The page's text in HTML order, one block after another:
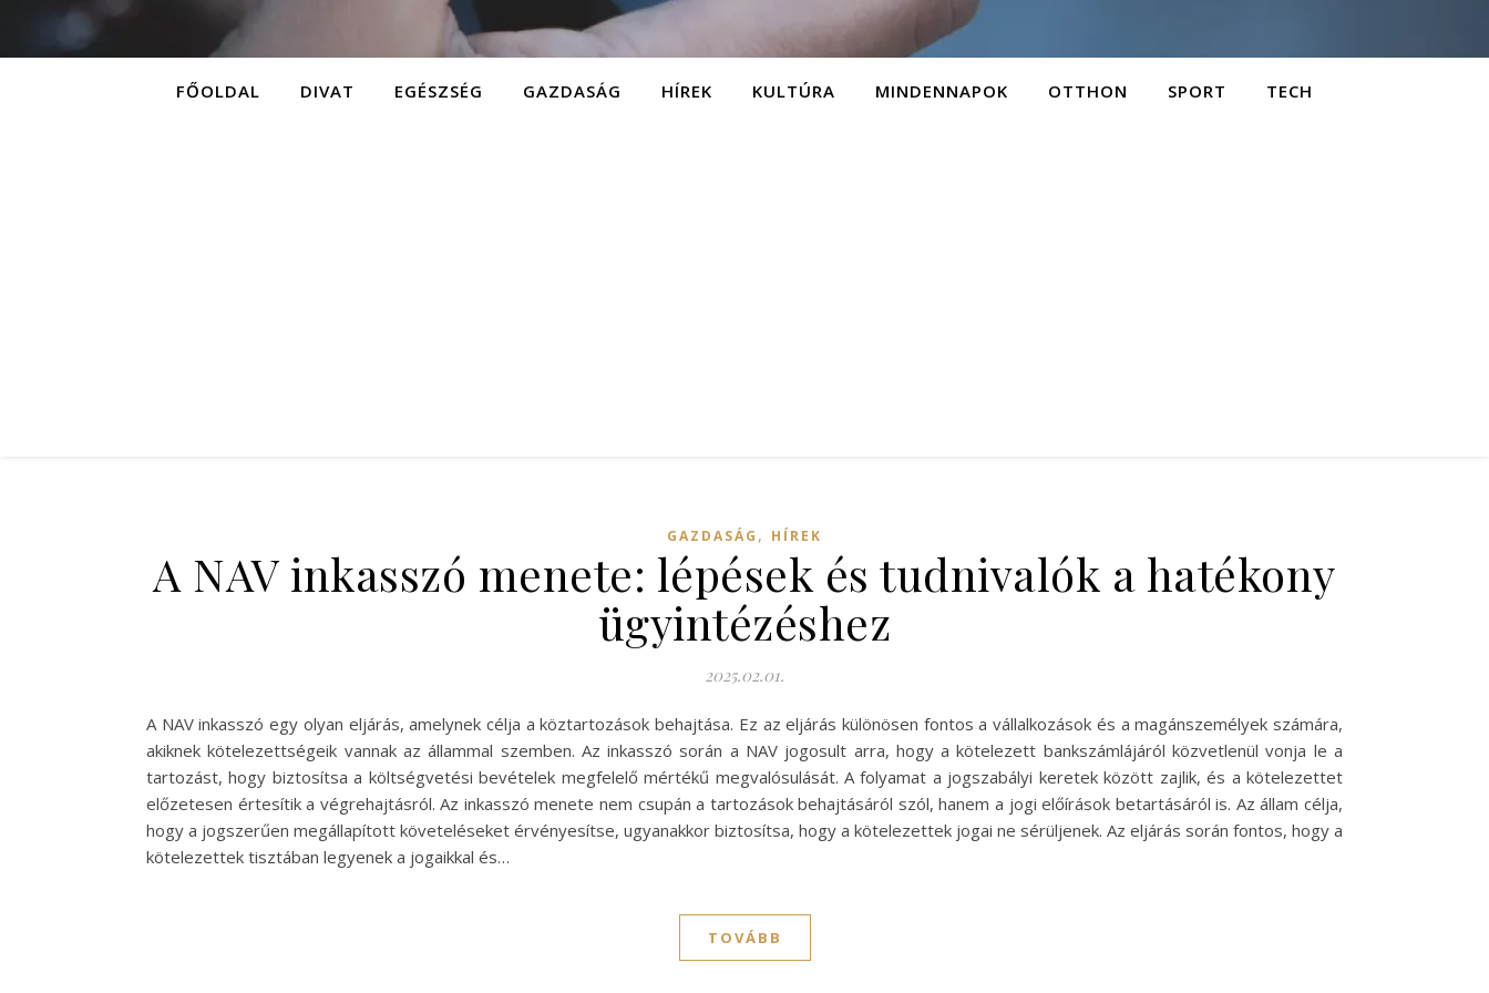
FŐOLDAL DIVAT EGÉSZSÉG GAZDASÁG HÍREK KULTÚRA MINDENNAPOK OTTHON SPORT TECH
GAZDASÁG , HÍREK
A NAV inkasszó menete: lépések és tudnivalók a hatékony
ügyintézéshez
2025.02.01.
A NAV inkasszó egy olyan eljárás, amelynek célja a köztartozások behajtása. Ez az eljárás különösen fontos a vállalkozások és a magánszemélyek számára,
akiknek kötelezettségeik vannak az állammal szemben. Az inkasszó során a NAV jogosult arra, hogy a kötelezett bankszámlájáról közvetlenül vonja le a
tartozást, hogy biztosítsa a költségvetési bevételek megfelelő mértékű megvalósulását. A folyamat a jogszabályi keretek között zajlik, és a kötelezettet
előzetesen értesítik a végrehajtásról. Az inkasszó menete nem csupán a tartozások behajtásáról szól, hanem a jogi előírások betartásáról is. Az állam célja,
hogy a jogszerűen megállapított követeléseket érvényesítse, ugyanakkor biztosítsa, hogy a kötelezettek jogai ne sérüljenek. Az eljárás során fontos, hogy a
kötelezettek tisztában legyenek a jogaikkal és…
TOVÁBB